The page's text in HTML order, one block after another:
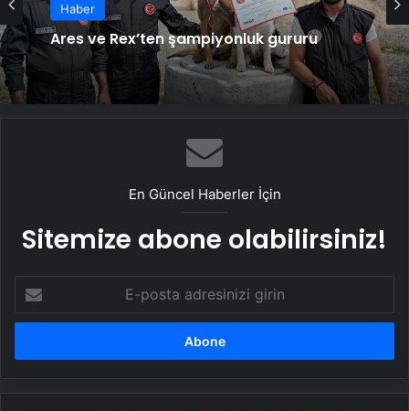
Haber
Ares ve Rex’ten şampiyonluk gururu
En Güncel Haberler İçin
Sitemize abone olabilirsiniz!
posta
adresinizi